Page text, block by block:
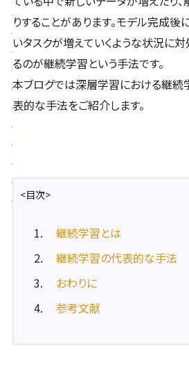
りすることがあります。モデル完成
いタスクが増えていくような状況に
るのが継続学習という手法です。
本ブログでは深層学習における継続
表的な手法をご紹介します。
<目次>
継続学習とは
継続学習の代表的な手法
おわりに
参考文献